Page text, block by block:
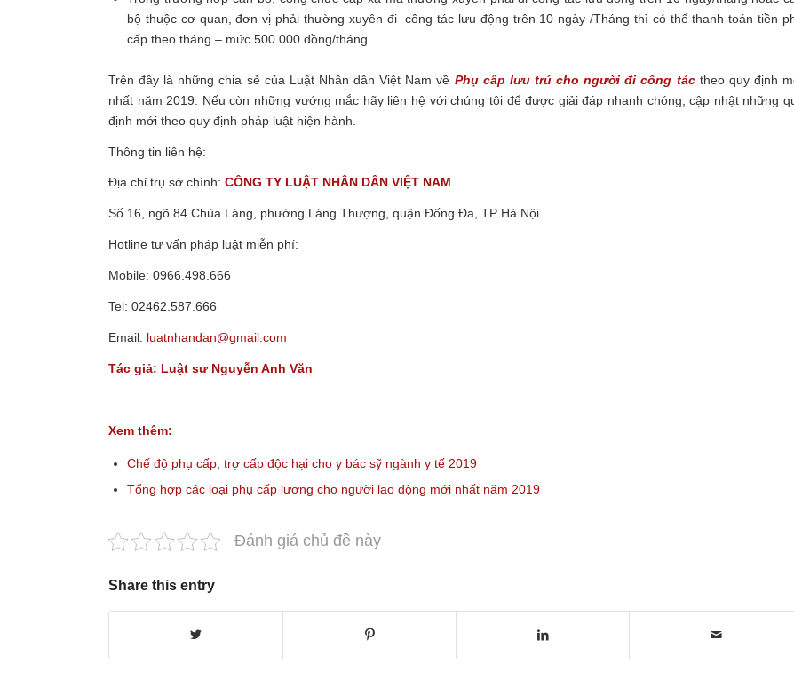
bộ thuộc cơ quan, đơn vị phải thường xuyên đi công tác lưu động trên 10 ngày /Tháng thì có thể thanh toán tiền
cấp theo tháng – mức 500.000 đồng/tháng.
Trên đây là những chia sẻ của Luật Nhân dân Việt Nam về Phụ cấp lưu trú cho người đi công tác theo quy định
nhất năm 2019.
Nếu còn những vướng mắc hãy liên hệ với chúng tôi để được giải đáp nhanh chóng, cập nhật những
định mới theo quy định pháp luật hiện hành.
Thông tin liên hệ:
Địa chỉ trụ sở chính: CÔNG TY LUẬT NHÂN DÂN VIỆT NAM
Số 16, ngõ 84 Chùa Láng, phường Láng Thượng, quận Đống Đa, TP Hà Nội
Hotline tư vấn pháp luật miễn phí:
Mobile: 0966.498.666
Tel: 02462.587.666
Email: luatnhandan@gmail.com
Tác giả: Luật sư Nguyễn Anh Văn
Xem thêm:
Chế độ phụ cấp, trợ cấp độc hại cho y bác sỹ ngành y tế 2019
Tổng hợp các loại phụ cấp lương cho người lao động mới nhất năm 2019
Đánh giá chủ đề này
Share this entry